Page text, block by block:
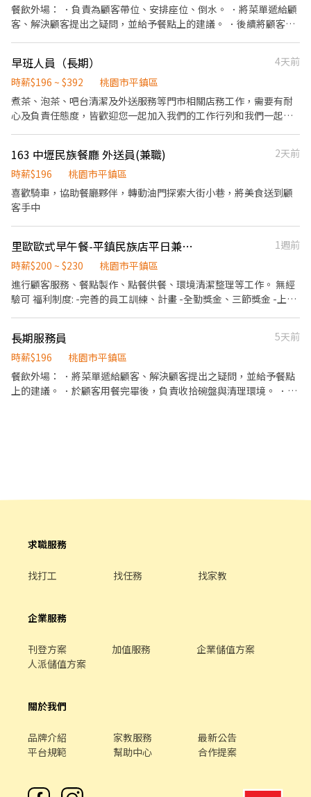
餐飲外場： ．負責為顧客帶位、安排座位、倒水。 ．將菜單遞給顧
客、解決顧客提出之疑問，並給予餐點上的建議。 ．後續將顧客點
負責結帳、收銀等工作。 餐飲內場： ．擔任廚師的助手，處理烹飪
前與烹飪中之準備工作與其他餐廳相關事務。 ．負責洗、剝、削、
切各種食材。 ．負責清理工作環境、設備和餐具。 ．準備不同餐點
所需要的食材。 ．協助測量食材的容量與重量。 ．負責擺盤、打包
早班人員（長期）
4天前
時薪$196 ~ $392
桃園市平鎮區
煮茶、泡茶、吧台清潔及外送服務等門市相關店務工作，需要有耐
心及負責任態度，皆歡迎您一起加入我們的工作行列和我們一起學
種飲料 2.調製各種冷熱飲料 3.負責結帳與收銀，並整理現金收據 4.
負責吧台設備以及周遭工作環境 5.飲料製作及外送服務（需要機車
駕照）
163 中壢民族餐廳 外送員(兼職)
2天前
時薪$196
桃園市平鎮區
喜歡騎車，協助餐廳夥伴，轉動油門探索大街小巷，將美食送到顧
客手中
里歐歐式早午餐-平鎮民族店平日兼職人員
1週前
時薪$200 ~ $230
桃園市平鎮區
進行顧客服務、餐點製作、點餐供餐、環境清潔整理等工作。 無經
驗可 福利制度: -完善的員工訓練、計畫 -全勤獎金、三節獎金 -上班
長期服務員
5天前
時薪$196
桃園市平鎮區
餐飲外場： ．將菜單遞給顧客、解決顧客提出之疑問，並給予餐點
上的建議。 ．於顧客用餐完畢後，負責收拾碗盤與清理環境。 ．並
求職服務
找打工 找任務 找家教
企業服務
刊登方案 加值服務
企業儲值方案
人派儲值方案
關於我們
品牌介紹 家教服務
最新公告
平台規範
幫助中心 合作提案